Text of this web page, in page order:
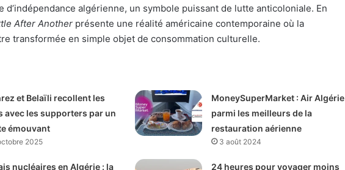
d’indépendance algérienne, un symbole puissant de lutte anticoloniale. En
After Another présente une réalité américaine contemporaine où la
transformée en simple objet de consommation culturelle.
et Belaïli recollent les
avec les supporters par un
émouvant
2025
MoneySuperMarket : Air Algérie
parmi les meilleurs de la
restauration aérienne
3 août 2024
nucléaires en Algérie : la 24 heures pour voyager moins